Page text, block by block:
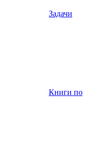
Задачи
Книги по